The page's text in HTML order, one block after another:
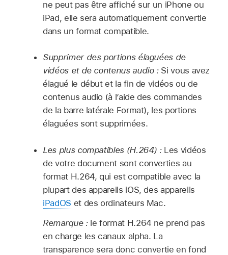
ne peut pas être affiché sur un iPhone ou
iPad, elle sera automatiquement convertie
dans un format compatible.
Supprimer des portions élaguées de
vidéos et de contenus audio : Si vous avez
élagué le début et la fin de vidéos ou de
contenus audio (à l’aide des commandes
de la barre latérale Format), les portions
élaguées sont supprimées.
Les plus compatibles (H.264) : Les vidéos
de votre document sont converties au
format H.264, qui est compatible avec la
plupart des appareils iOS, des appareils
iPadOS et des ordinateurs Mac.
Remarque : le format H.264 ne prend pas
en charge les canaux alpha. La
transparence sera donc convertie en fond